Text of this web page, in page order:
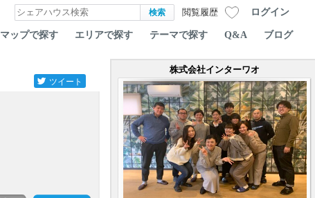
閲覧履歴 ログイン
マップで探す エリアで探す テーマで探す Q&A ブログ
ツイート
株式会社インターワオ